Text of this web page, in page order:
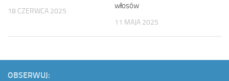
18 CZERWCA 2025
włosów
11 MAJA 2025
OBSERWUJ: